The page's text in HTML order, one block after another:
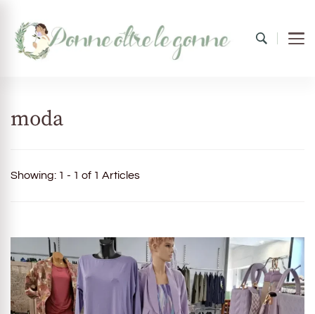
moda
Showing: 1 - 1 of 1 Articles